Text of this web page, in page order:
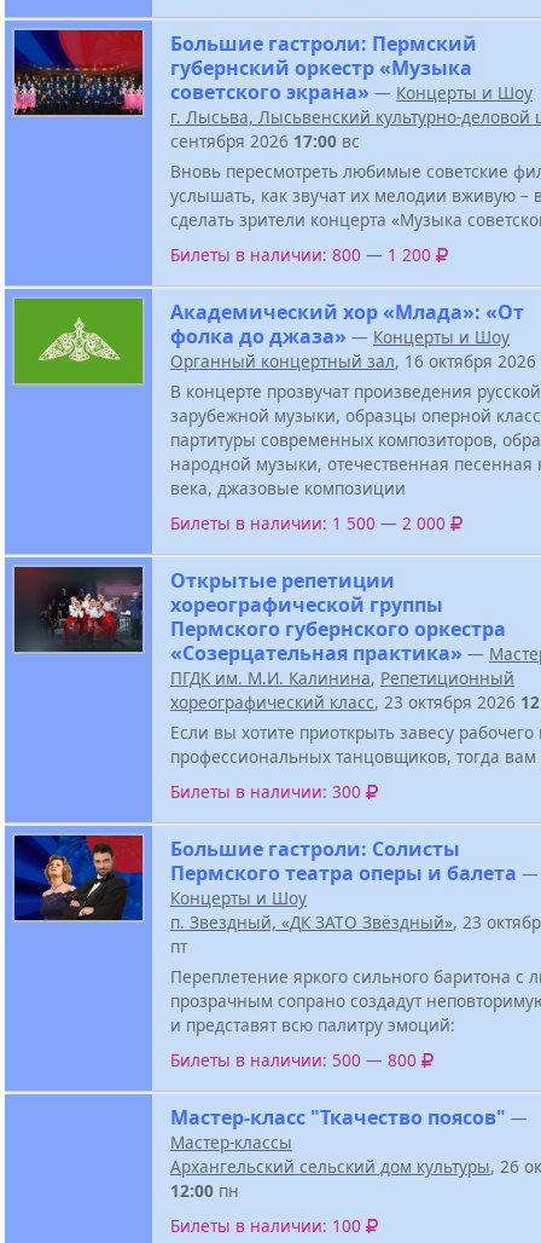
Большие гастроли: Пермский
губернский оркестр «Музыка
советского экрана» — Концерты и Шоу
г. Лысьва, Лысьвенский культурно-деловой
сентября 2026 17:00 вс
Вновь пересмотреть любимые советские
услышать, как звучат их мелодии вживую –
сделать зрители концерта «Музыка
Билеты в наличии: 800 — 1 200
Академический хор «Млада»: «От
фолка до джаза» — Концерты и Шоу
Органный концертный зал, 16 октября 2026
В концерте прозвучат произведения
зарубежной музыки, образцы оперной
партитуры современных композиторов,
народной музыки, отечественная песенная
века, джазовые композиции
Билеты в наличии: 1 500 — 2 000
Открытые репетиции
хореографической группы
Пермского губернского оркестра
«Созерцательная практика» —
ПГДК им. М.И. Калинина, Репетиционный
хореографический класс, 23 октября 2026
Если вы хотите приоткрыть завесу рабочего
профессиональных танцовщиков, тогда
Билеты в наличии: 300
Большие гастроли: Солисты
Пермского театра оперы и балета —
Концерты и Шоу
п. Звездный, «ДК ЗАТО Звёздный», 23
пт
Переплетение яркого сильного баритона с
прозрачным сопрано создадут
и представят всю палитру эмоций:
Билеты в наличии: 500 — 800
Мастер-класс "Ткачество поясов" —
Мастер-классы
Архангельский сельский дом культуры, 26
12:00 пн
Билеты в наличии: 100